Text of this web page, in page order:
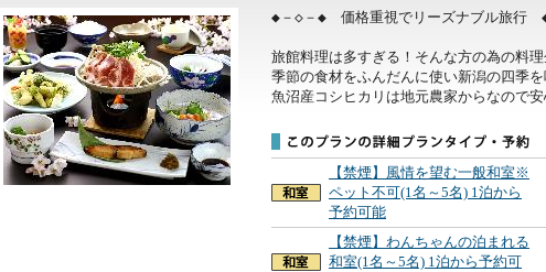
◆－◇－◆　価格重視でリーズナブル旅行
旅館料理は多すぎる！そんな方の為の料理
季節の食材をふんだんに使い新潟の四季を
魚沼産コシヒカリは地元農家からなので
【禁煙】風情を望む一般和室※
ペット不可(1名～5名) 1泊から
予約可能
【禁煙】わんちゃんの泊まれる
和室(1名～5名) 1泊から予約可